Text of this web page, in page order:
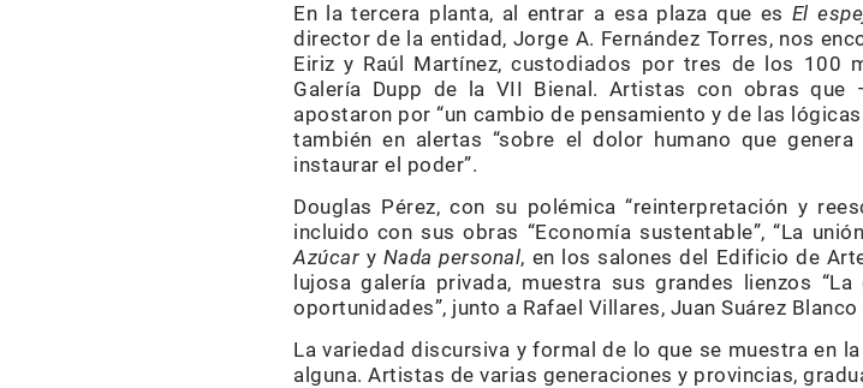
En la tercera planta, al entrar a esa plaza que es El
director de la entidad, Jorge A. Fernández Torres, nos
Eiriz y Raúl Martínez, custodiados por tres de los 100
Galería Dupp de la VII Bienal. Artistas con obras que
apostaron por “un cambio de pensamiento y de las
también en alertas “sobre el dolor humano que
instaurar el poder”.
Douglas Pérez, con su polémica “reinterpretación y
incluido con sus obras “Economía sustentable”, “La
Azúcar y Nada personal, en los salones del Edificio de
lujosa galería privada, muestra sus grandes lienzos
oportunidades”, junto a Rafael Villares, Juan Suárez
La variedad discursiva y formal de lo que se muestra en
alguna. Artistas de varias generaciones y provincias,